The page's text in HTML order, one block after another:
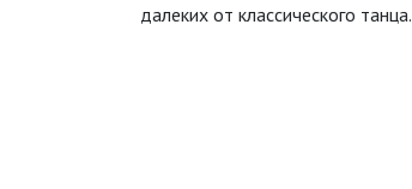
далеких от классического танца.